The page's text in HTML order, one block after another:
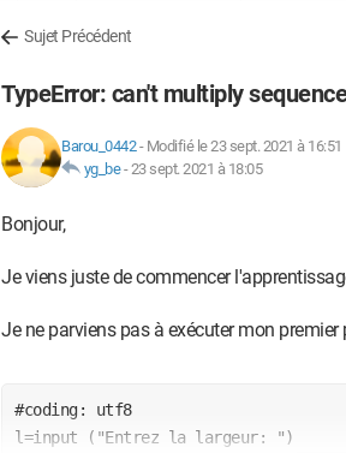
Sujet Précédent
TypeError: can't multiply
Barou_0442- Modifié le 23 sept. 2021 à 16:51
yg_be-23 sept. 2021 à 18:05
Bonjour,
Je viens juste de commencer
Je ne parviens pas à exécuter mon
#coding: utf8
l=input ("Entrez la largeur: ")